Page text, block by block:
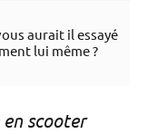
aurait il essayé
lui même ?
scooter